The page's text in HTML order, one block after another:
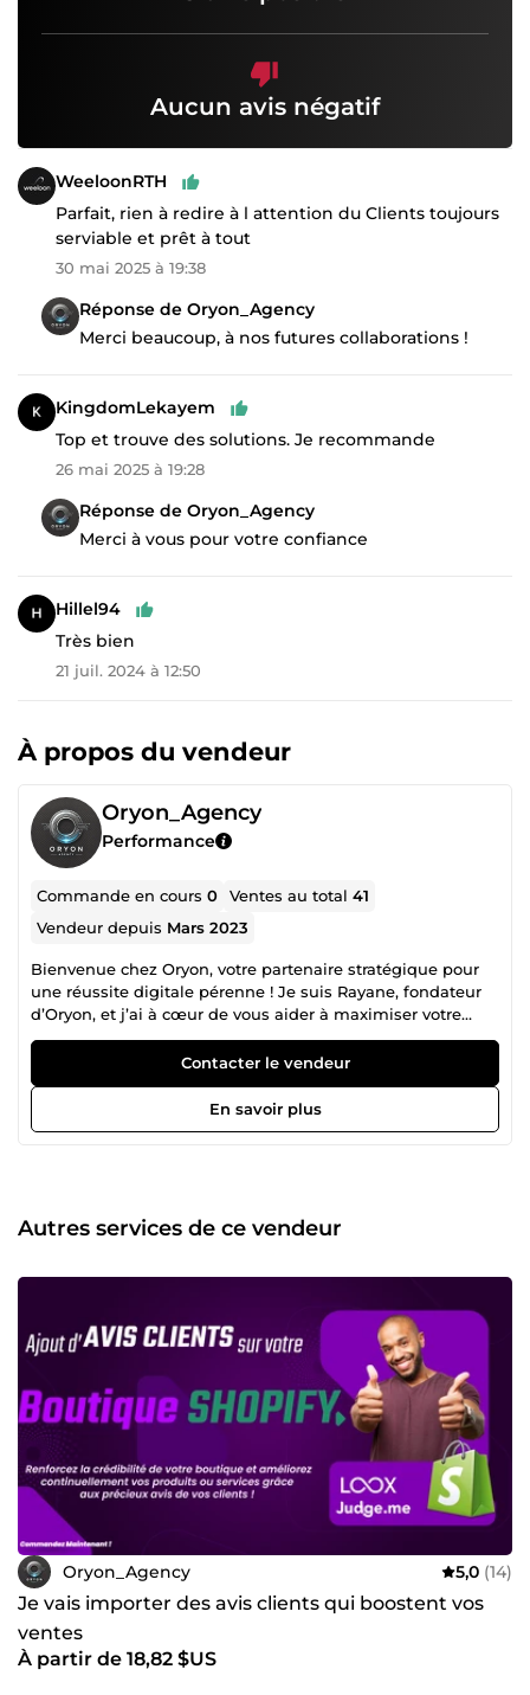
Aucun avis négatif
WeeloonRTH
Parfait, rien à redire à l attention du Clients toujours
serviable et prêt à tout
30 mai 2025 à 19:38
Réponse de Oryon_Agency
Merci beaucoup, à nos futures collaborations !
KingdomLekayem
Top et trouve des solutions. Je recommande
26 mai 2025 à 19:28
Réponse de Oryon_Agency
Merci à vous pour votre confiance
Hillel94
Très bien
21 juil. 2024 à 12:50
À propos du vendeur
Oryon_Agency
Performance
Commande en cours0 Ventes au total41
Vendeur depuis Mars 2023
Bienvenue chez Oryon, votre partenaire stratégique pour
une réussite digitale pérenne ! Je suis Rayane, fondateur
d’Oryon, et j’ai à cœur de vous aider à maximiser votre
potentiel en ligne. Avec une solide expérience dans le
domaine du e-commerce, je m’engage à guider les
entrepreneurs ambitieux et les agences créatives dans la
création de sites web performants et l’élaboration de
tunnels de vente à la conversion optimale. Mon
digitales percutantes, Convertir vos visiteurs en clients
fidèles, Maximiser vos revenus avec des solutions sur
ambitions, et concevoir une expérience en ligne qui reflète
parfaitement l’essence de votre marque. Prêt à booster
votre activité en ligne ? Contactez-moi dès aujourd’hui, et
ensemble, construisons des solutions digitales innovantes
qui vous propulseront vers de nouveaux horizons. À très
vite pour écrire ensemble votre prochain grand succès ! 🤝
Contacter le vendeur
En savoir plus
Autres services de ce vendeur
Oryon_Agency 5,0 (14)
Je vais importer des avis clients qui boostent vos
ventes
À partir de 18,82 $US